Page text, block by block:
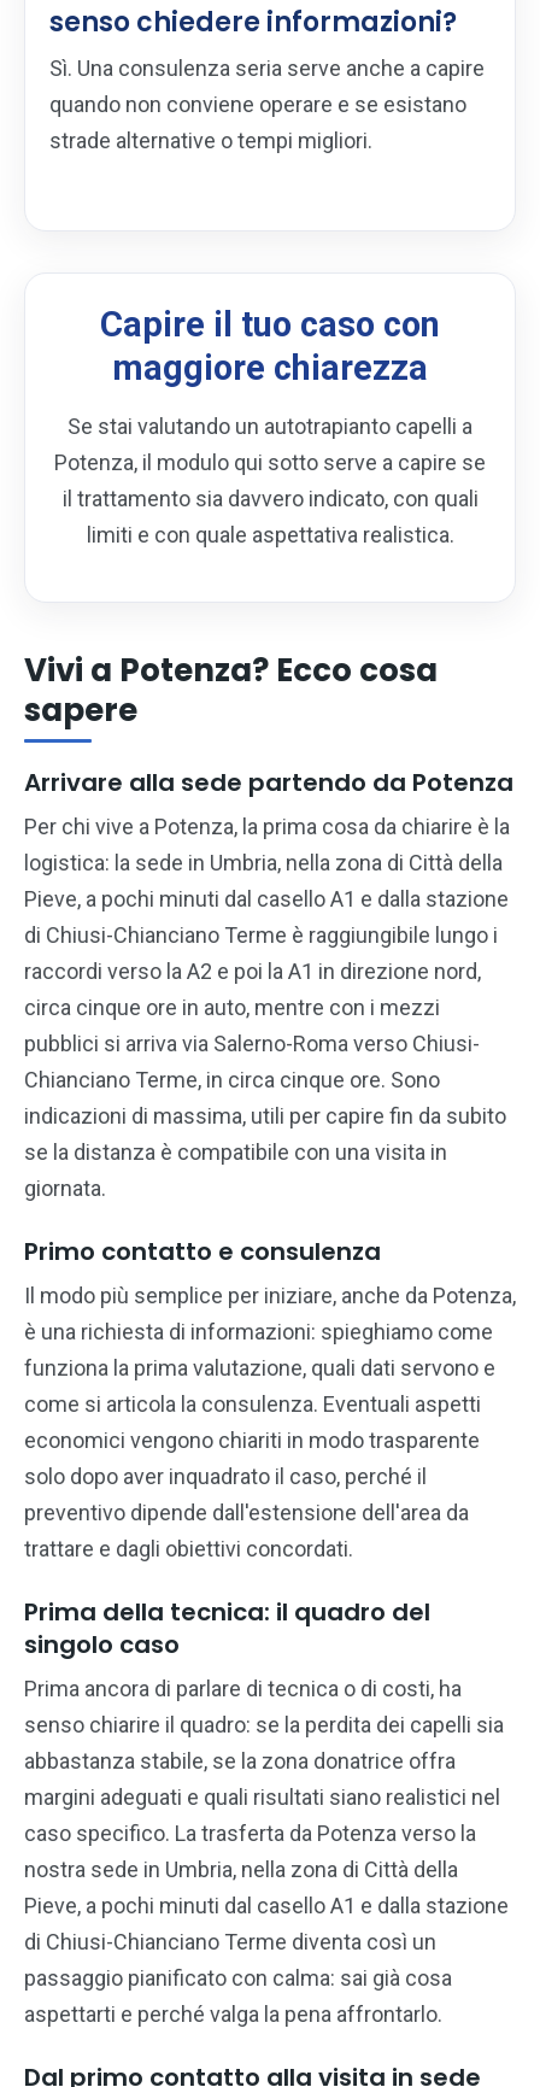
senso chiedere informazioni?
Sì. Una consulenza seria serve anche a capire
quando non conviene operare e se esistano
strade alternative o tempi migliori.
Capire il tuo caso con
maggiore chiarezza
Se stai valutando un autotrapianto capelli a
Potenza, il modulo qui sotto serve a capire se
il trattamento sia davvero indicato, con quali
limiti e con quale aspettativa realistica.
Vivi a Potenza? Ecco cosa
sapere
Arrivare alla sede partendo da Potenza
Per chi vive a Potenza, la prima cosa da chiarire è la
logistica: la sede in Umbria, nella zona di Città della
Pieve, a pochi minuti dal casello A1 e dalla stazione
di Chiusi-Chianciano Terme è raggiungibile lungo i
raccordi verso la A2 e poi la A1 in direzione nord,
circa cinque ore in auto, mentre con i mezzi
pubblici si arriva via Salerno-Roma verso Chiusi-
Chianciano Terme, in circa cinque ore. Sono
indicazioni di massima, utili per capire fin da subito
se la distanza è compatibile con una visita in
giornata.
Primo contatto e consulenza
Il modo più semplice per iniziare, anche da Potenza,
è una richiesta di informazioni: spieghiamo come
funziona la prima valutazione, quali dati servono e
come si articola la consulenza. Eventuali aspetti
economici vengono chiariti in modo trasparente
solo dopo aver inquadrato il caso, perché il
preventivo dipende dall'estensione dell'area da
trattare e dagli obiettivi concordati.
Prima della tecnica: il quadro del
singolo caso
Prima ancora di parlare di tecnica o di costi, ha
senso chiarire il quadro: se la perdita dei capelli sia
abbastanza stabile, se la zona donatrice offra
margini adeguati e quali risultati siano realistici nel
caso specifico. La trasferta da Potenza verso la
nostra sede in Umbria, nella zona di Città della
Pieve, a pochi minuti dal casello A1 e dalla stazione
di Chiusi-Chianciano Terme diventa così un
passaggio pianificato con calma: sai già cosa
aspettarti e perché valga la pena affrontarlo.
Dal primo contatto alla visita in sede